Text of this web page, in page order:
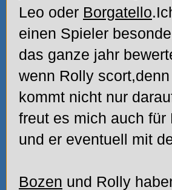
Leo oder Borgatello
einen Spieler
das ganze jahr
wenn Rolly
kommt nicht nur
freut es mich auch
und er eventuell mit
Bozen und Rolly